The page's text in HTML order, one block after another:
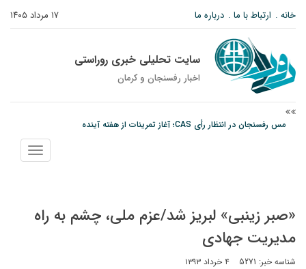
۱۷ مرداد ۱۴۰۵ خانه ارتباط با ما درباره ما
سایت تحلیلی خبری روراستی
اخبار رفسنجان و كرمان
مس رفسنجان در انتظار رأی CAS؛ آغاز تمرینات از هفته آینده
پیام رئیس کل دادگستری استان کرمان به مناسبت ۱۷ مردادماه سالروز شهادت شهید
پیش‌بینی هواشناسی برای استان کرمان؛ از وزش باد و گردوخاک تا رگبار و رعدوبرق
نمایش
منو
«صبر زینبی» لبریز شد/عزم ملی، چشم به راه
مدیریت جهادی
شناسه خبر: 5271 ۴ خرداد ۱۳۹۳